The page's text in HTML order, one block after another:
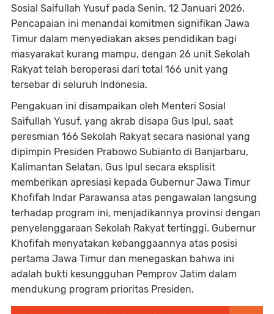
Sosial Saifullah Yusuf pada Senin, 12 Januari 2026.
Pencapaian ini menandai komitmen signifikan Jawa
Timur dalam menyediakan akses pendidikan bagi
masyarakat kurang mampu, dengan 26 unit Sekolah
Rakyat telah beroperasi dari total 166 unit yang
tersebar di seluruh Indonesia.
Pengakuan ini disampaikan oleh Menteri Sosial
Saifullah Yusuf, yang akrab disapa Gus Ipul, saat
peresmian 166 Sekolah Rakyat secara nasional yang
dipimpin Presiden Prabowo Subianto di Banjarbaru,
Kalimantan Selatan. Gus Ipul secara eksplisit
memberikan apresiasi kepada Gubernur Jawa Timur
Khofifah Indar Parawansa atas pengawalan langsung
terhadap program ini, menjadikannya provinsi dengan
penyelenggaraan Sekolah Rakyat tertinggi. Gubernur
Khofifah menyatakan kebanggaannya atas posisi
pertama Jawa Timur dan menegaskan bahwa ini
adalah bukti kesungguhan Pemprov Jatim dalam
mendukung program prioritas Presiden.